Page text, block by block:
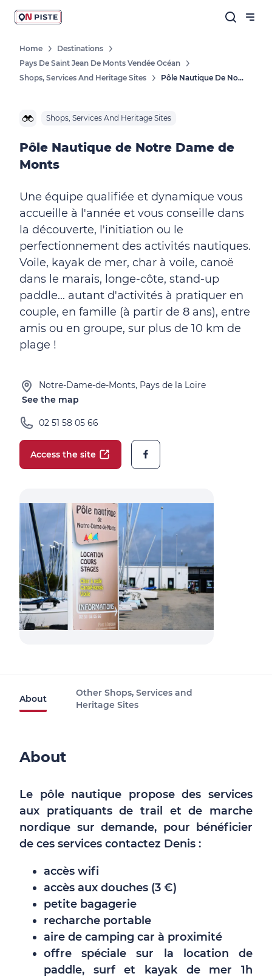
Home
Destinations
Pays De Saint Jean De Monts Vendée Océan
Shops, Services And Heritage Sites
Pôle Nautique De Notre Dame De Monts
Shops, Services And Heritage Sites
Pôle Nautique de Notre Dame de
Monts
Une équipe qualifiée et dynamique vous
accueille à l'année et vous conseille dans
la découverte, l'initiation ou le
perfectionnement des activités nautiques.
Voile, kayak de mer, char à voile, canoë
dans le marais, longe-côte, stand-up
paddle... autant d'activités à pratiquer en
couple, en famille (à partir de 8 ans), entre
amis ou en groupe, sur plus de 10 km de
plage !
Notre-Dame-de-Monts, Pays de la Loire
See the map
02 51 58 05 66
Access the site
About
Other Shops, Services and
Heritage Sites
About
Le pôle nautique propose des services
aux pratiquants de trail et de marche
nordique sur demande, pour bénéficier
de ces services contactez Denis :
accès wifi
accès aux douches (3 €)
petite bagagerie
recharche portable
aire de camping car à proximité
offre spéciale sur la location de
paddle, surf et kayak de mer 1h